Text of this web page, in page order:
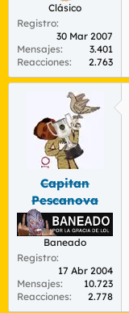
Clásico
Registro
30 Mar 2007
Mensajes
3.401
Reacciones
2.763
Capitan
Pescanova
Baneado
Registro
17 Abr 2004
Mensajes
10.723
Reacciones
2.778